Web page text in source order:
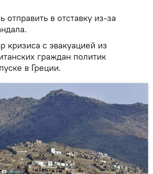
отправить в отставку из-за
кризиса с эвакуацией из
граждан политик
в Греции.